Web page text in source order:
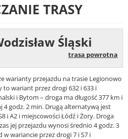
TRASY
Śląski
trasa powrotna
warianty przejazdu na trasie Legionowo
to wariant przez drogi 632 i 633 i
i Bytom – droga ma długość 377 km i
4 godz. 2 min. Drugą alternatywą jest
i A2 i miejscowości Łódź i Żory. Droga
jej przejazdu wynosi średnio 4 godz. 3
w wariancie przez drogi 7 i S7 i